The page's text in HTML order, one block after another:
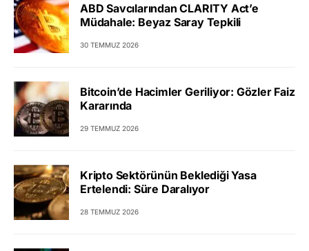
ABD Savcılarından CLARITY Act’e
Müdahale: Beyaz Saray Tepkili
30 TEMMUZ 2026
Bitcoin’de Hacimler Geriliyor: Gözler Faiz
Kararında
29 TEMMUZ 2026
Kripto Sektörünün Beklediği Yasa
Ertelendi: Süre Daralıyor
28 TEMMUZ 2026